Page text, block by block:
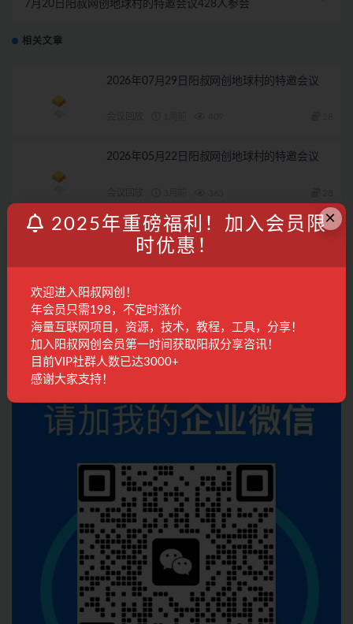
7月20日阳叔网创地球村的特邀会议428人参会
相关文章
2026年07月29日阳叔网创地球村的特邀会议
2026年05月22日阳叔网创地球村的特邀会议
2026年05月11日阳叔网创地球村的特邀会议
会议回放 3月前 232 28
2026年07月3日阳叔网创地球村的特邀会议
会议回放 1月前 290
联系客服
×
2025年重磅福利！加入会员限
时优惠！
欢迎进入阳叔网创！
年会员只需198，不定时涨价
海量互联网项目，资源，技术，教程，工具，分享！
加入阳叔网创会员第一时间获取阳叔分享咨讯！
目前VIP社群人数已达3000+
感谢大家支持！